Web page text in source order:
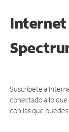
Suscríbete a
conectado a lo
con las que